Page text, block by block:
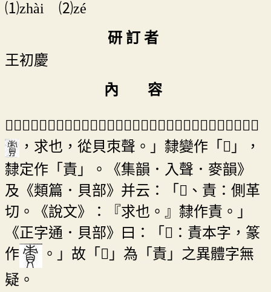
⑴zhài ⑵zé
研 訂 者
王初慶
內 容
「𧵩」為「責」之異體。「責」，段注本《說文解字．貝部》云：「
，求也，從貝朿聲。」隸變作「𧵩」，
隸定作「責」。《集韻．入聲．麥韻》
及《類篇．貝部》并云：「𧵩、責：側革
切。《說文》：『求也。』隸作責。」
《正字通．貝部》曰：「𧵩：責本字，篆
作
。」故「𧵩」為「責」之異體字無
疑。